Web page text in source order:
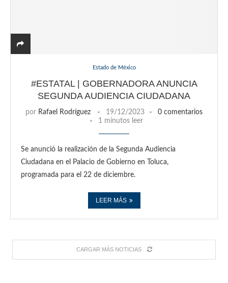
Estado de México
#ESTATAL | GOBERNADORA ANUNCIA
SEGUNDA AUDIENCIA CIUDADANA
por Rafael Rodríguez 19/12/2023
0 comentarios
1 minutos leer
Se anunció la realización de la Segunda Audiencia
Ciudadana en el Palacio de Gobierno en Toluca,
programada para el 22 de diciembre.
LEER MÁS
CARGAR MÁS NOTICIAS